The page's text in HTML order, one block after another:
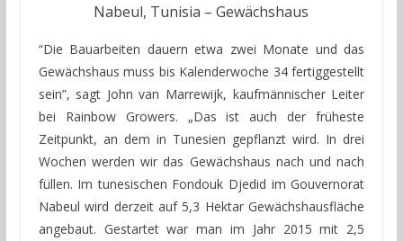
Nabeul, Tunisia – Gewächshaus
“Die Bauarbeiten dauern etwa zwei Monate und das
Gewächshaus muss bis Kalenderwoche 34 fertiggestellt
sein”, sagt John van Marrewijk, kaufmännischer Leiter
bei Rainbow Growers. „Das ist auch der früheste
Zeitpunkt, an dem in Tunesien gepflanzt wird. In drei
Wochen werden wir das Gewächshaus nach und nach
füllen. Im tunesischen Fondouk Djedid im Gouvernorat
Nabeul wird derzeit auf 5,3 Hektar Gewächshausfläche
angebaut. Gestartet war man im Jahr 2015 mit 2,5